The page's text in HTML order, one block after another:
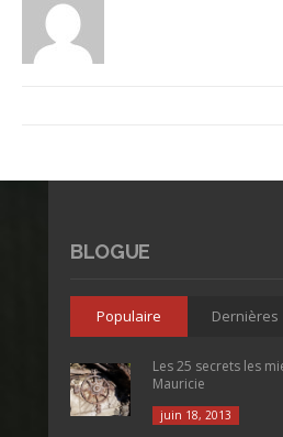
BLOGUE
Populaire Dernières
Les 25 secrets les
Mauricie
juin 18, 2013